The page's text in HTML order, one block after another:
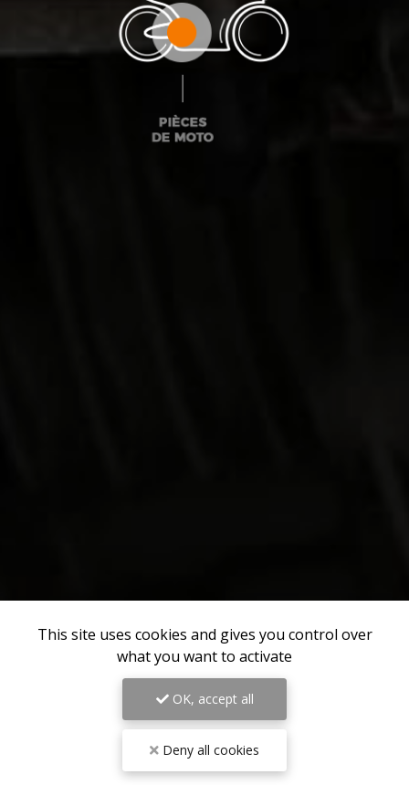
This site uses cookies and gives you control over
what you want to activate
OK, accept all
Deny all cookies